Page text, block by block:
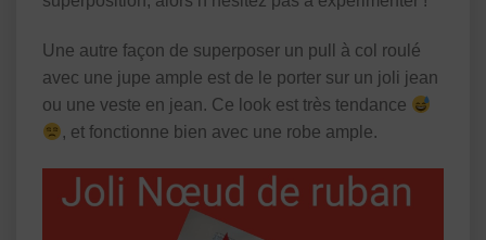
Une autre façon de superposer un pull à col roulé
avec une jupe ample est de le porter sur un joli jean
ou une veste en jean. Ce look est très tendance
, et fonctionne bien avec une robe ample.